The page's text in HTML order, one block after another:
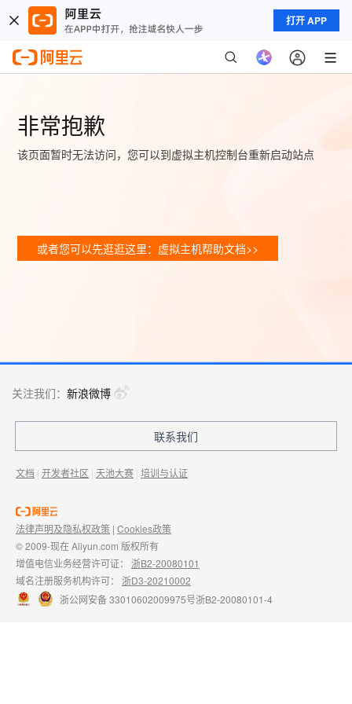
打开 APP
非常抱歉
该页面暂时无法访问，您可以到虚拟主机控制台重新启动站点
或者您可以先逛逛这里：虚拟主机帮助文档>>